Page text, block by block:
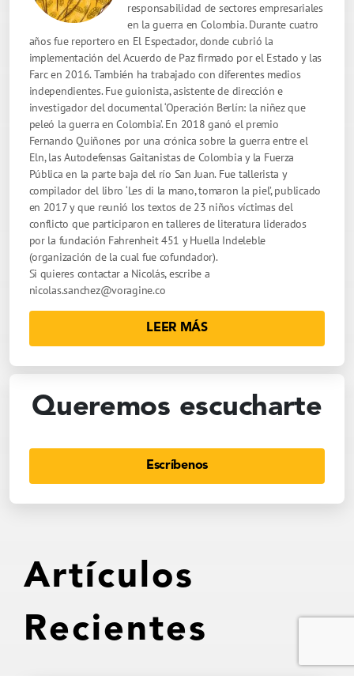
responsabilidad de sectores empresariales
en la guerra en Colombia. Durante cuatro
años fue reportero en El Espectador, donde cubrió la
implementación del Acuerdo de Paz firmado por el Estado y las
Farc en 2016. También ha trabajado con diferentes medios
independientes. Fue guionista, asistente de dirección e
investigador del documental ‘Operación Berlín: la niñez que
peleó la guerra en Colombia’. En 2018 ganó el premio
Fernando Quiñones por una crónica sobre la guerra entre el
Eln, las Autodefensas Gaitanistas de Colombia y la Fuerza
Pública en la parte baja del río San Juan. Fue tallerista y
compilador del libro ‘Les di la mano, tomaron la piel’, publicado
en 2017 y que reunió los textos de 23 niños víctimas del
conflicto que participaron en talleres de literatura liderados
por la fundación Fahrenheit 451 y Huella Indeleble
(organización de la cual fue cofundador).
Si quieres contactar a Nicolás, escribe a
nicolas.sanchez@voragine.co
LEER MÁS
Queremos escucharte
Escríbenos
Artículos
Recientes